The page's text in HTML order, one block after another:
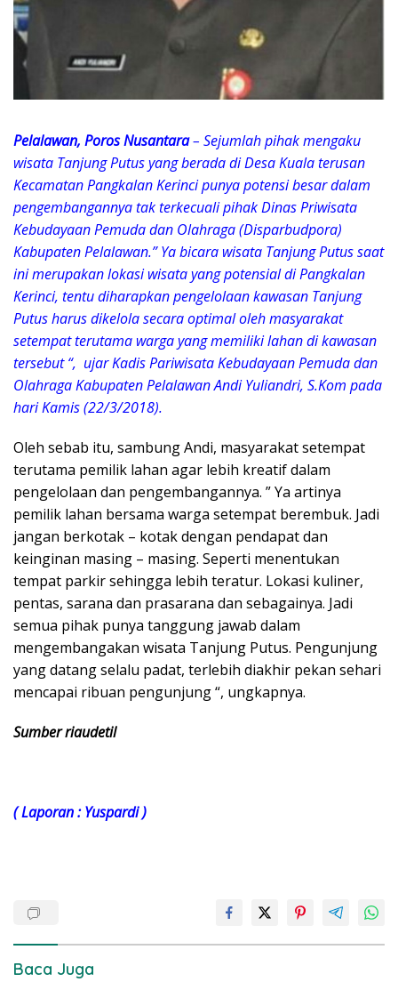
Pelalawan, Poros Nusantara– Sejumlah pihak mengaku
wisata Tanjung Putus yang berada di Desa Kuala terusan
Kecamatan Pangkalan Kerinci punya potensi besar dalam
pengembangannya tak terkecuali pihak Dinas Priwisata
Kebudayaan Pemuda dan Olahraga (Disparbudpora)
Kabupaten Pelalawan.” Ya bicara wisata Tanjung Putus saat
ini merupakan lokasi wisata yang potensial di Pangkalan
Kerinci, tentu diharapkan pengelolaan kawasan Tanjung
Putus harus dikelola secara optimal oleh masyarakat
setempat terutama warga yang memiliki lahan di kawasan
tersebut “, ujar Kadis Pariwisata Kebudayaan Pemuda dan
Olahraga Kabupaten Pelalawan Andi Yuliandri, S.Kom pada
hari Kamis (22/3/2018).
Oleh sebab itu, sambung Andi, masyarakat setempat
terutama pemilik lahan agar lebih kreatif dalam
pengelolaan dan pengembangannya. ” Ya artinya
pemilik lahan bersama warga setempat berembuk. Jadi
jangan berkotak – kotak dengan pendapat dan
keinginan masing – masing. Seperti menentukan
tempat parkir sehingga lebih teratur. Lokasi kuliner,
pentas, sarana dan prasarana dan sebagainya. Jadi
semua pihak punya tanggung jawab dalam
mengembangakan wisata Tanjung Putus. Pengunjung
yang datang selalu padat, terlebih diakhir pekan sehari
mencapai ribuan pengunjung “, ungkapnya.
Sumber riaudetil
( Laporan : Yuspardi )
Baca Juga